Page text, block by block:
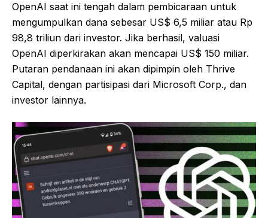
OpenAI saat ini tengah dalam pembicaraan untuk
mengumpulkan dana sebesar US$ 6,5 miliar atau Rp
98,8 triliun dari investor. Jika berhasil, valuasi
OpenAI diperkirakan akan mencapai US$ 150 miliar.
Putaran pendanaan ini akan dipimpin oleh Thrive
Capital, dengan partisipasi dari Microsoft Corp., dan
investor lainnya.